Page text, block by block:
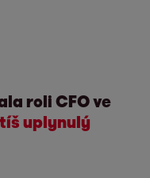
roli CFO ve
uplynulý